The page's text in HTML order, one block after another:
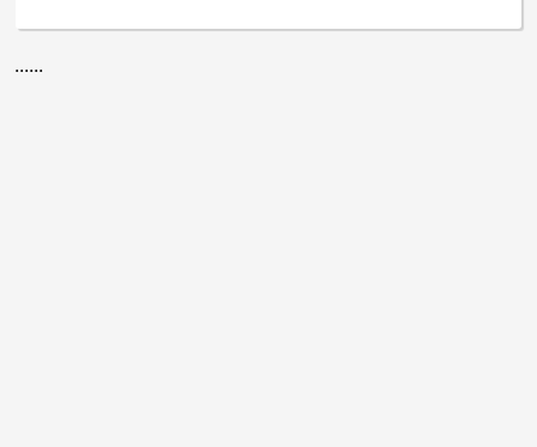
......